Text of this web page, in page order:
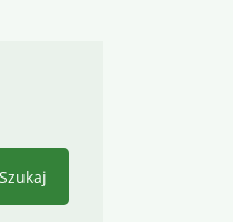
Szukaj